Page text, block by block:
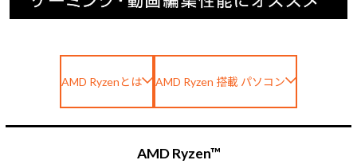
ワークステーション
Windows 11|Copilot+ PC
iiyama スペック/パーツ別
Windows 11| Copilot+ PC
Windows 11 |
AMD Ryzenとは AMD Ryzen 搭載 パソコン
AMD Ryzen™